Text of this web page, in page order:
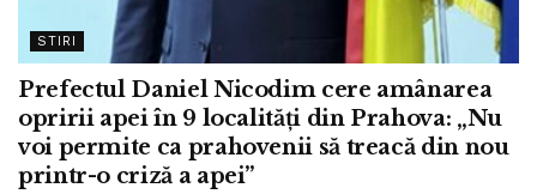
STIRI
Prefectul Daniel Nicodim cere amânarea
opririi apei în 9 localități din Prahova: „Nu
voi permite ca prahovenii să treacă din nou
printr-o criză a apei”